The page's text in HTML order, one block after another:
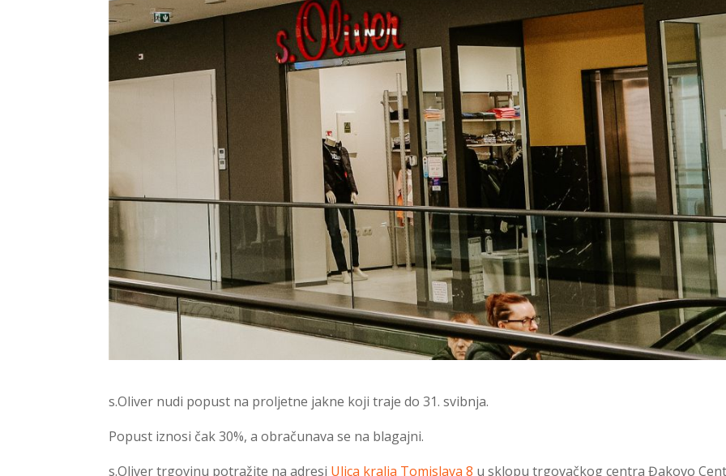
s.Oliver nudi popust na proljetne jakne koji traje do 31. svibnja.
Popust iznosi čak 30%, a obračunava se na blagajni.
s.Oliver trgovinu potražite na adresi Ulica kralja Tomislava 8 u sklopu trgovačkog centra Đakovo